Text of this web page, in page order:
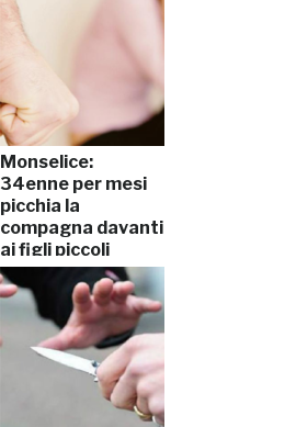
Monselice:
34enne per mesi
picchia la
compagna davanti
ai figli piccoli